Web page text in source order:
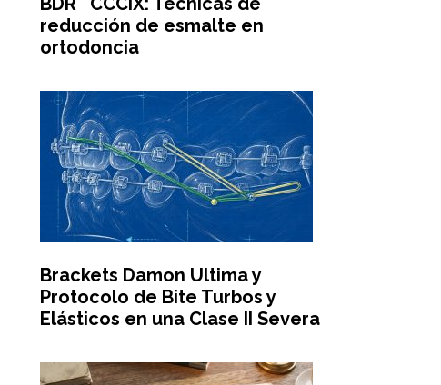
reducción de esmalte en
ortodoncia
Brackets Damon Ultima y
Protocolo de Bite Turbos y
Elásticos en una Clase II Severa